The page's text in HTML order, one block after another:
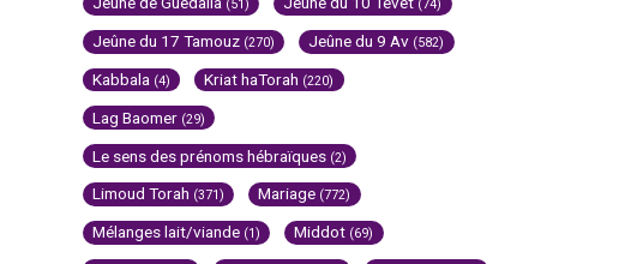
(51) (74)
Jeûne du 17 Tamouz (270) Jeûne du 9 Av (582)
Kabbala (4) Kriat haTorah (220)
Lag Baomer (29)
Le sens des prénoms hébraïques (2)
Limoud Torah (371) Mariage (772)
Mélanges lait/viande (1) Middot (69)